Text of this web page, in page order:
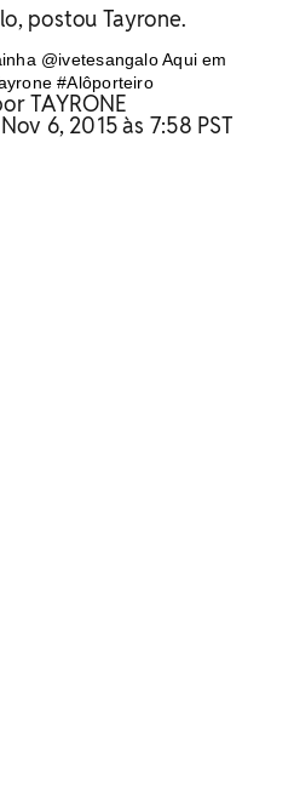
postou Tayrone.
@ivetesangalo Aqui em
#Alôporteiro
TAYRONE
6, 2015 às 7:58 PST